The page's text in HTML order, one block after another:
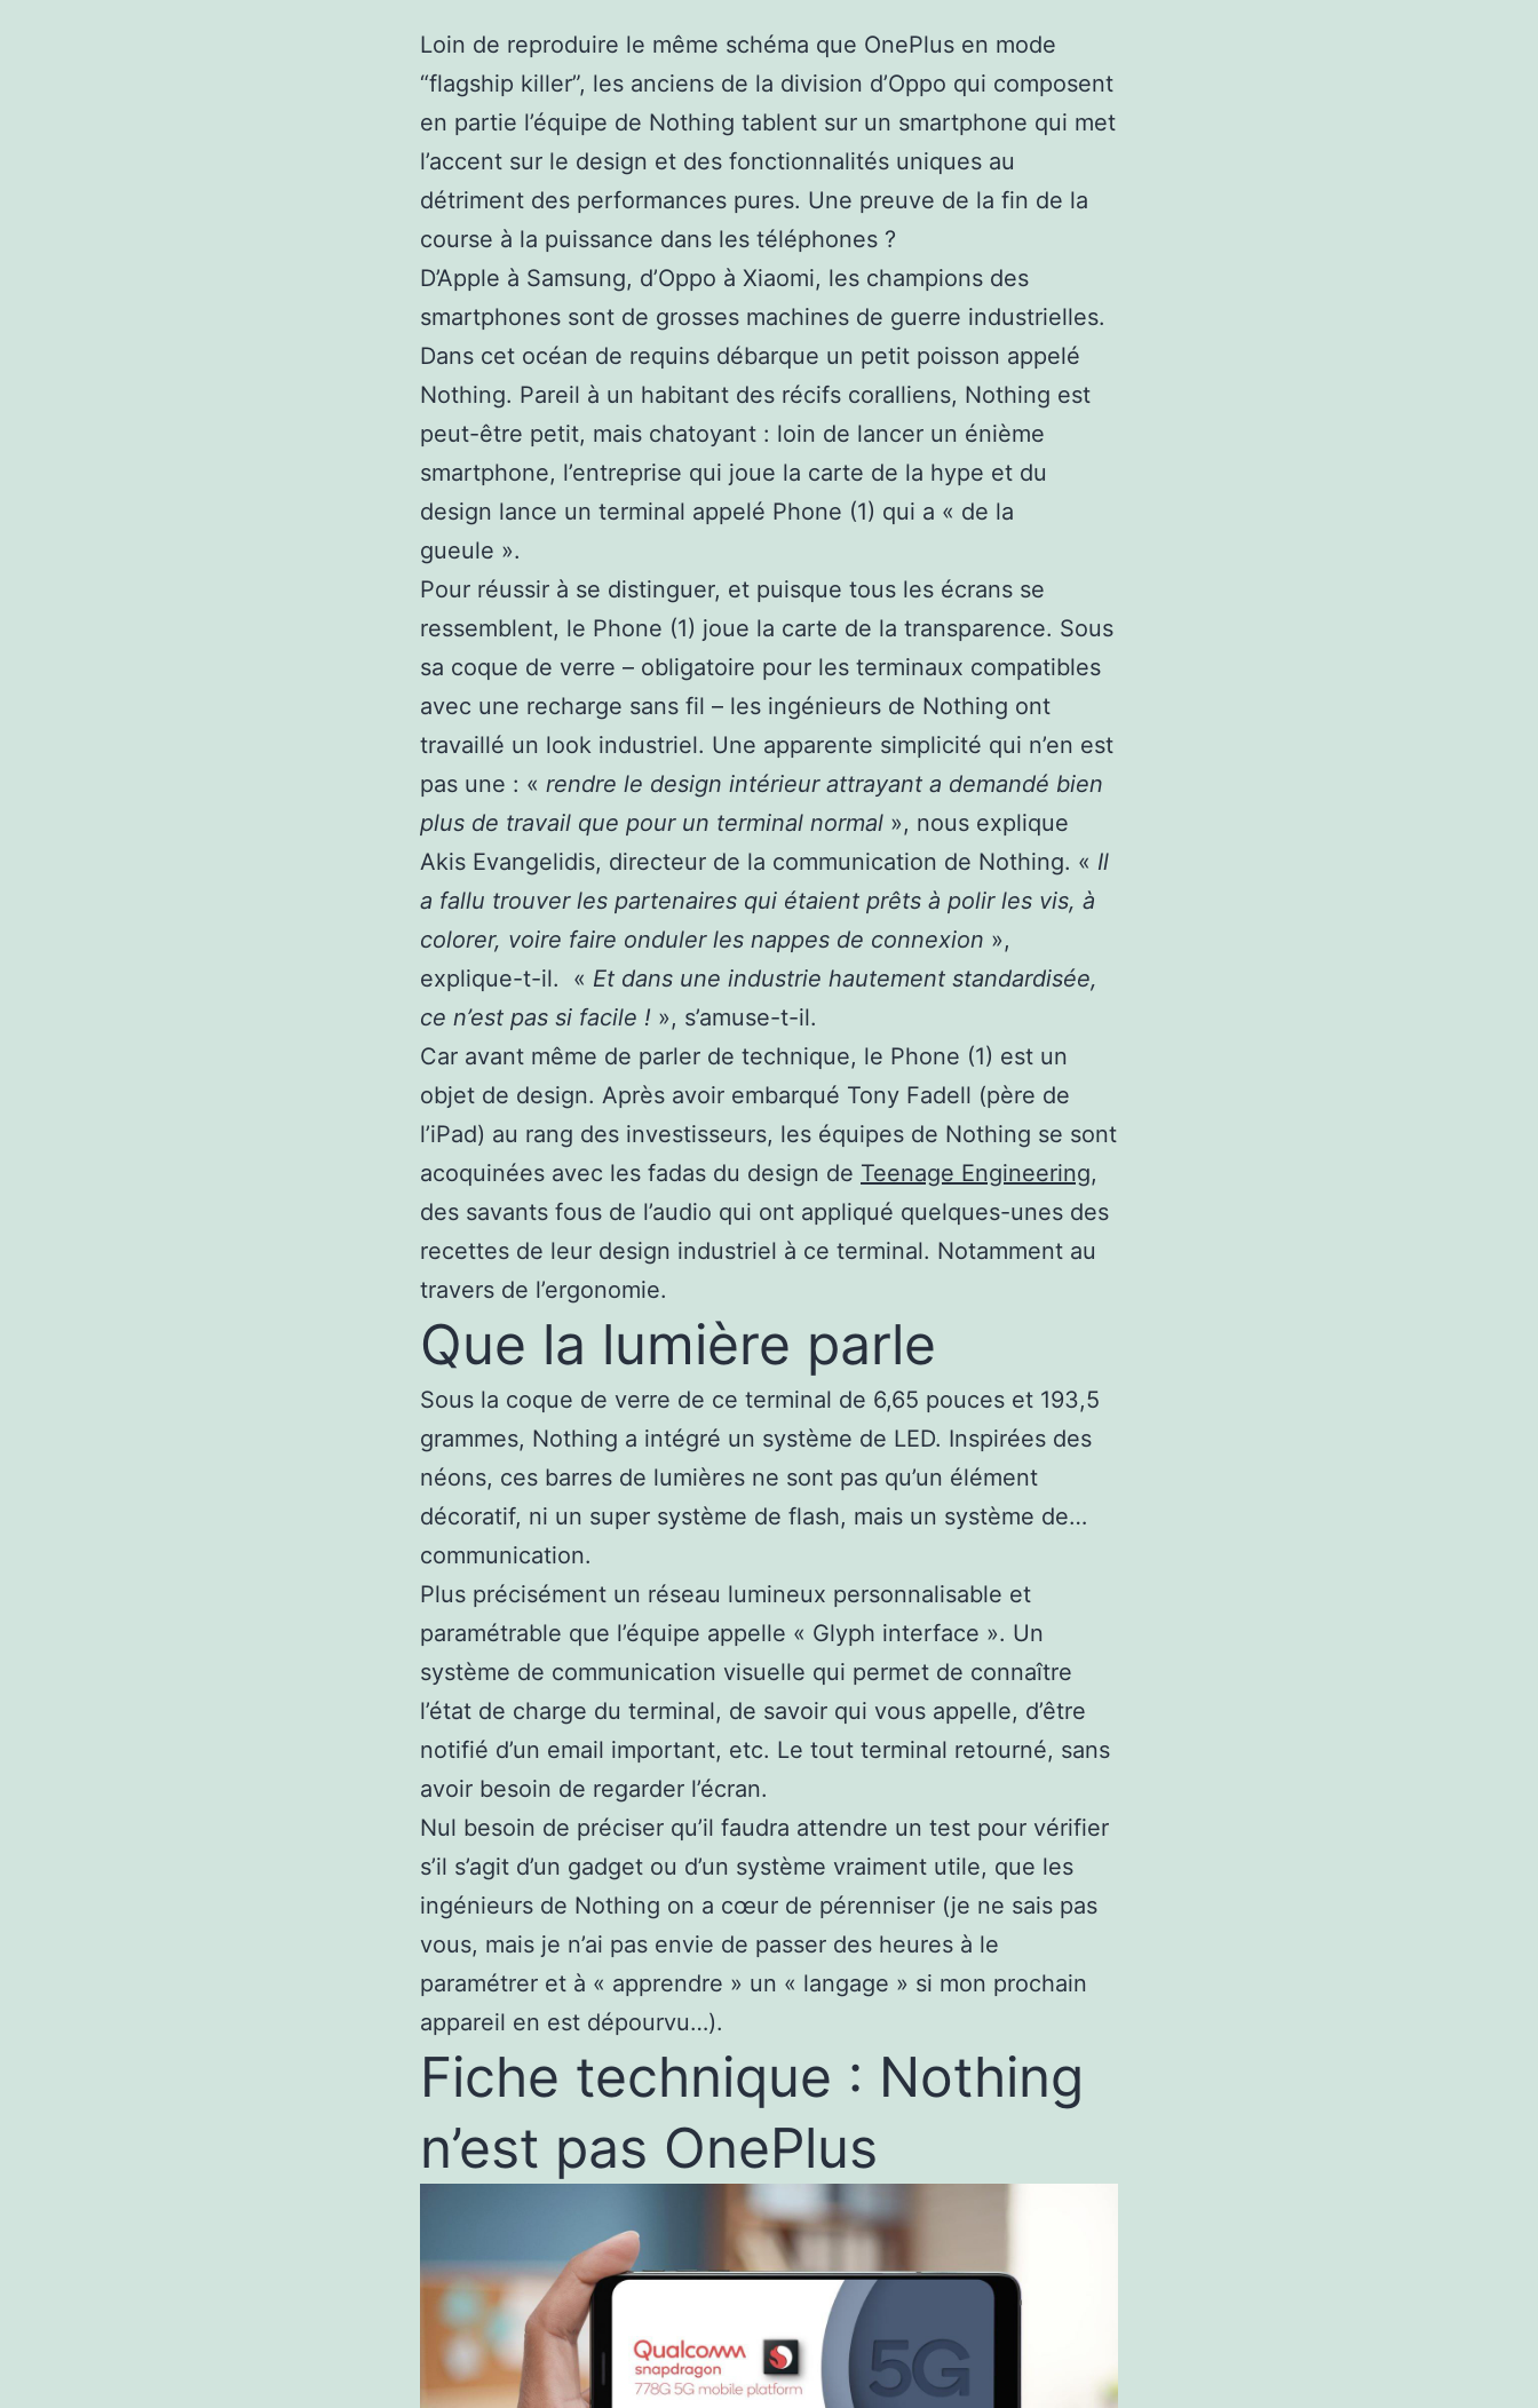
Loin de reproduire le même schéma que OnePlus en mode
“flagship killer”, les anciens de la division d’Oppo qui composent
en partie l’équipe de Nothing tablent sur un smartphone qui met
l’accent sur le design et des fonctionnalités uniques au
détriment des performances pures. Une preuve de la fin de la
course à la puissance dans les téléphones ?
D’Apple à Samsung, d’Oppo à Xiaomi, les champions des
smartphones sont de grosses machines de guerre industrielles.
Dans cet océan de requins débarque un petit poisson appelé
Nothing. Pareil à un habitant des récifs coralliens, Nothing est
peut-être petit, mais chatoyant : loin de lancer un énième
smartphone, l’entreprise qui joue la carte de la hype et du
design lance un terminal appelé Phone (1) qui a « de la
gueule ».
Pour réussir à se distinguer, et puisque tous les écrans se
ressemblent, le Phone (1) joue la carte de la transparence. Sous
sa coque de verre – obligatoire pour les terminaux compatibles
avec une recharge sans fil – les ingénieurs de Nothing ont
travaillé un look industriel. Une apparente simplicité qui n’en est
pas une : « rendre le design intérieur attrayant a demandé bien
plus de travail que pour un terminal normal », nous explique
Akis Evangelidis, directeur de la communication de Nothing. « Il
a fallu trouver les partenaires qui étaient prêts à polir les vis, à
colorer, voire faire onduler les nappes de connexion »,
explique-t-il. « Et dans une industrie hautement standardisée,
ce n’est pas si facile ! », s’amuse-t-il.
Car avant même de parler de technique, le Phone (1) est un
objet de design. Après avoir embarqué Tony Fadell (père de
l’iPad) au rang des investisseurs, les équipes de Nothing se sont
acoquinées avec les fadas du design de Teenage Engineering,
des savants fous de l’audio qui ont appliqué quelques-unes des
recettes de leur design industriel à ce terminal. Notamment au
travers de l’ergonomie.
Que la lumière parle
Sous la coque de verre de ce terminal de 6,65 pouces et 193,5
grammes, Nothing a intégré un système de LED. Inspirées des
néons, ces barres de lumières ne sont pas qu’un élément
décoratif, ni un super système de flash, mais un système de…
communication.
Plus précisément un réseau lumineux personnalisable et
paramétrable que l’équipe appelle « Glyph interface ». Un
système de communication visuelle qui permet de connaître
l’état de charge du terminal, de savoir qui vous appelle, d’être
notifié d’un email important, etc. Le tout terminal retourné, sans
avoir besoin de regarder l’écran.
Nul besoin de préciser qu’il faudra attendre un test pour vérifier
s’il s’agit d’un gadget ou d’un système vraiment utile, que les
ingénieurs de Nothing on a cœur de pérenniser (je ne sais pas
vous, mais je n’ai pas envie de passer des heures à le
paramétrer et à « apprendre » un « langage » si mon prochain
appareil en est dépourvu…).
Fiche technique : Nothing
n’est pas OnePlus